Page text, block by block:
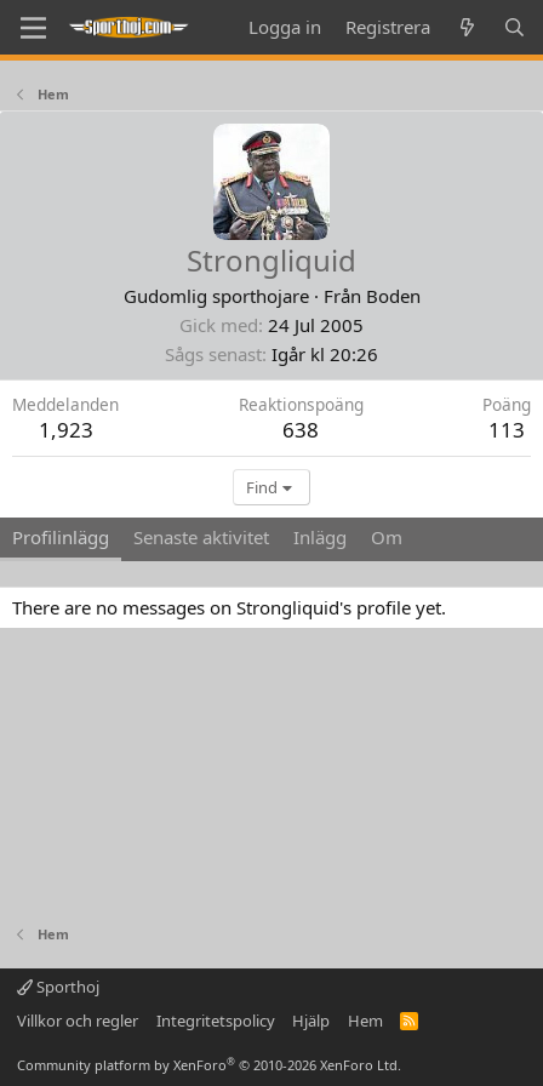
Logga in Registrera
Hem
Strongliquid
Gudomlig sporthojare · Från Boden
Gick med 24 Jul 2005
Sågs senast Igår kl 20:26
Meddelanden
1,923
Reaktionspoäng
638
Poäng
113
Find
Profilinlägg Senaste aktivitet Inlägg Om
There are no messages on Strongliquid's profile yet.
Hem
Sporthoj
Villkor och regler
Integritetspolicy Hjälp Hem
R
Community platform by XenForo® © 2010-2026 XenForo Ltd.